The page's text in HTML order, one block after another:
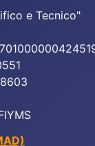
e Tecnico"